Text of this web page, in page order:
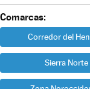
Comarcas:
Corredor del
Sierra Norte